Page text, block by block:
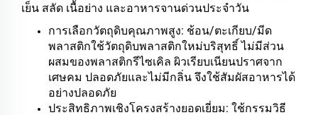
เย็น สลัด เนื้อย่าง และอาหารจานด่วนประจำวัน
การเลือกวัตถุดิบคุณภาพสูง: ช้อน/ตะเกียบ/มีด
พลาสติกใช้วัตถุดิบพลาสติกใหม่บริสุทธิ์ ไม่มีส่วน
ผสมของพลาสติกรีไซเคิล ผิวเรียบเนียนปราศจาก
เศษคม ปลอดภัยและไม่มีกลิ่น จึงใช้สัมผัสอาหารได้
อย่างปลอดภัย
ประสิทธิภาพเชิงโครงสร้างยอดเยี่ยม: ใช้กรรมวิธี